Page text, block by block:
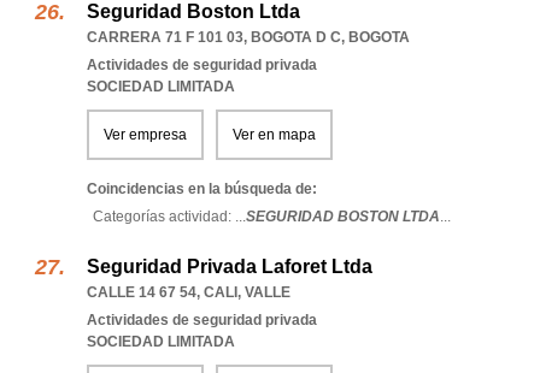
Seguridad Boston Ltda
CARRERA 71 F 101 03, BOGOTA D C, BOGOTA
Actividades de seguridad privada
SOCIEDAD LIMITADA
Ver empresa Ver en mapa
Coincidencias en la búsqueda de:
Categorías actividad: ...SEGURIDAD BOSTON LTDA...
Seguridad Privada Laforet Ltda
CALLE 14 67 54, CALI , VALLE
Actividades de seguridad privada
SOCIEDAD LIMITADA